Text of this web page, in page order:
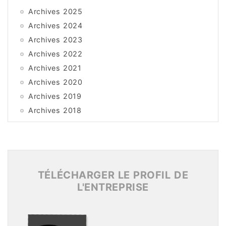
Archives 2025
Archives 2024
Archives 2023
Archives 2022
Archives 2021
Archives 2020
Archives 2019
Archives 2018
Archives 2017
Archives 2015
TÉLÉCHARGER LE PROFIL DE
L'ENTREPRISE